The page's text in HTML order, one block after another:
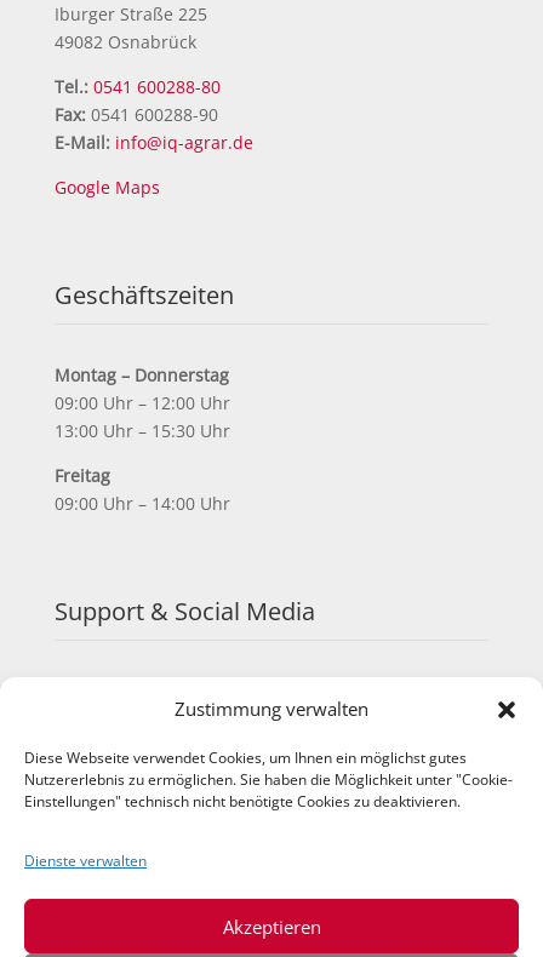
Zustimmung verwalten
Diese Webseite verwendet Cookies, um Ihnen ein möglichst gutes
Nutzererlebnis zu ermöglichen. Sie haben die Möglichkeit unter "Cookie-
Einstellungen" technisch nicht benötigte Cookies zu deaktivieren.
Dienste verwalten
Akzeptieren
Iburger Straße 225
49082 Osnabrück
Tel.: 0541 600288-80
Fax:0541 600288-90
E-Mail: info@iq-agrar.de
Google Maps
Geschäftszeiten
Montag – Donnerstag
09:00 Uhr – 12:00 Uhr
13:00 Uhr – 15:30 Uhr
Freitag
09:00 Uhr – 14:00 Uhr
Support & Social Media
TeamViewer
YouTube
Instagram